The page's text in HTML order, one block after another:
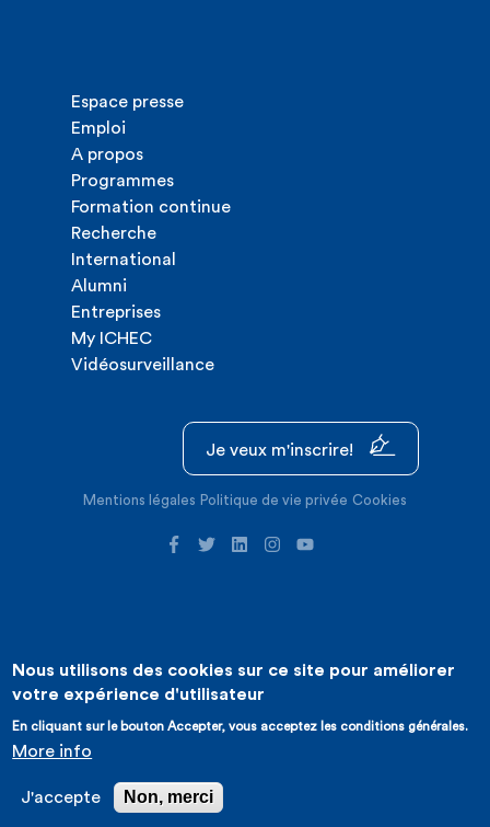
Espace presse
Emploi
A propos
Programmes
Formation continue
Recherche
International
Alumni
Entreprises
My ICHEC
Vidéosurveillance
Je veux m'inscrire!
Mentions légales Politique de vie privée Cookies
©2026 ICHEC |Création de site internet : Expansion
Nous utilisons des cookies sur ce site pour améliorer
votre expérience d'utilisateur
En cliquant sur le bouton Accepter, vous acceptez les conditions générales.
More info
J'accepte Non, merci